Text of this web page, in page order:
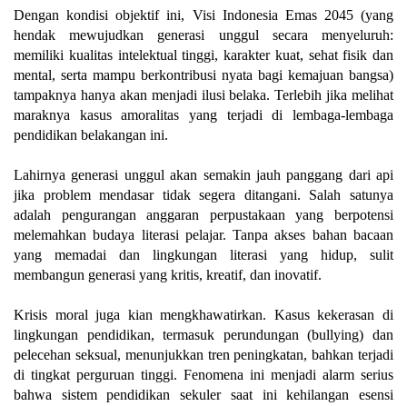
Dengan kondisi objektif ini, Visi Indonesia Emas 2045 (yang
hendak mewujudkan generasi unggul secara menyeluruh:
memiliki kualitas intelektual tinggi, karakter kuat, sehat fisik dan
mental, serta mampu berkontribusi nyata bagi kemajuan bangsa)
tampaknya hanya akan menjadi ilusi belaka. Terlebih jika melihat
maraknya kasus amoralitas yang terjadi di lembaga-lembaga
pendidikan belakangan ini.
Lahirnya generasi unggul akan semakin jauh panggang dari api
jika problem mendasar tidak segera ditangani. Salah satunya
adalah pengurangan anggaran perpustakaan yang berpotensi
melemahkan budaya literasi pelajar. Tanpa akses bahan bacaan
yang memadai dan lingkungan literasi yang hidup, sulit
membangun generasi yang kritis, kreatif, dan inovatif.
Krisis moral juga kian mengkhawatirkan. Kasus kekerasan di
lingkungan pendidikan, termasuk perundungan (bullying) dan
pelecehan seksual, menunjukkan tren peningkatan, bahkan terjadi
di tingkat perguruan tinggi. Fenomena ini menjadi alarm serius
bahwa sistem pendidikan sekuler saat ini kehilangan esensi